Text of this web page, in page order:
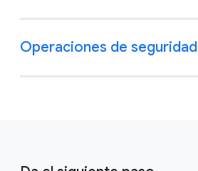
Operaciones de seguridad